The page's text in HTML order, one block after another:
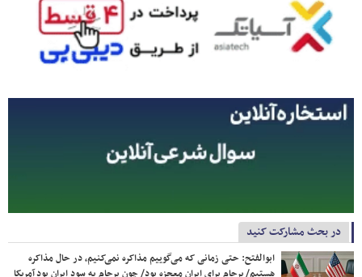
در بحث مشارکت کنید
ابوالفتح: حتی زمانی که می‌گوییم مذاکره نمی‌کنیم، در حال مذاکره
هستیم/ برجام برای ایران معجزه بود/ چون برجام به سود ایران بود آمریکا